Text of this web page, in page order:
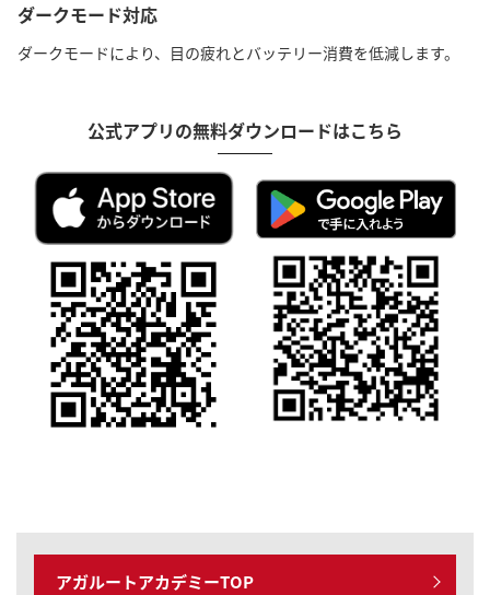
ダークモード対応
ダークモードにより、目の疲れとバッテリー消費を低減します。
公式アプリの無料ダウンロードはこちら
アガルートアカデミーTOP